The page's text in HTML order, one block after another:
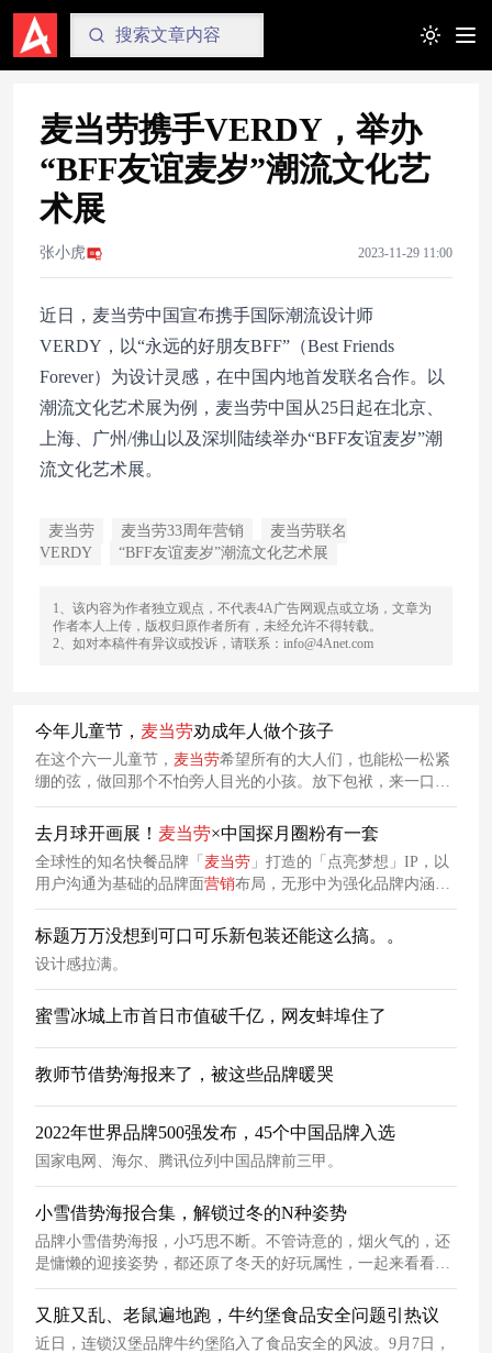
Toggle
麦当劳携手VERDY，举办
“BFF友谊麦岁”潮流文化艺
术展
张小虎 2023-11-29 11:00
近日，麦当劳中国宣布携手国际潮流设计师
VERDY，以“永远的好朋友BFF”（Best Friends
Forever）为设计灵感，在中国内地首发联名合作。以
潮流文化艺术展为例，麦当劳中国从25日起在北京、
上海、广州/佛山以及深圳陆续举办“BFF友谊麦岁”潮
流文化艺术展。
麦当劳 麦当劳33周年营销
麦当劳联名
VERDY
“BFF友谊麦岁”潮流文化艺术展
1、该内容为作者独立观点，不代表4A广告网观点或立场，文章为
作者本人上传，版权归原作者所有，未经允许不得转载。
2、如对本稿件有异议或投诉，请联系：info@4Anet.com
今年儿童节， 麦当劳劝成年人做个孩子
在这个六一儿童节， 麦当劳希望所有的大人们，也能松一松紧
绷的弦，做回那个不怕旁人目光的小孩。放下包袱，来一口记
忆中的麦乐鸡，享受纯粹美食的快乐，重拾童年的感受。不仅
为了找到那份纯粹的快乐，更是为了找回我们每个自己。
去月球开画展！ 麦当劳×中国探月圈粉有一套
全球性的知名快餐品牌「 麦当劳 」打造的「点亮梦想」IP，以
用户沟通为基础的品牌面营销布局，无形中为强化品牌内涵价
值提供了隐性助推力。
标题万万没想到可口可乐新包装还能这么搞。。
设计感拉满。
蜜雪冰城上市首日市值破千亿，网友蚌埠住了
教师节借势海报来了，被这些品牌暖哭
2022年世界品牌500强发布，45个中国品牌入选
国家电网、海尔、腾讯位列中国品牌前三甲。
小雪借势海报合集，解锁过冬的N种姿势
品牌小雪借势海报，小巧思不断。不管诗意的，烟火气的，还
是慵懒的迎接姿势，都还原了冬天的好玩属性，一起来看看品
牌们都玩出了哪些花样吧~
又脏又乱、老鼠遍地跑，牛约堡食品安全问题引热议
近日，连锁汉堡品牌牛约堡陷入了食品安全的风波。9月7日，